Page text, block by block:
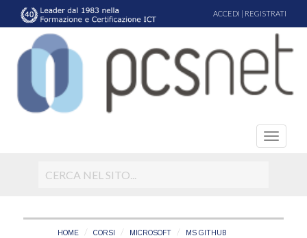
ACCEDI | REGISTRATI
HOME CORSI MICROSOFT MS GITHUB